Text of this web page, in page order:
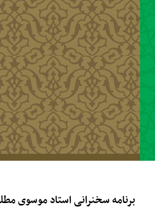
رفتن به محتوای اصلی
برنامه سخنرانی استاد موسوی